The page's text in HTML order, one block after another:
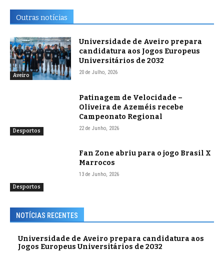
Outras notícias
Aveiro
Universidade de Aveiro prepara
candidatura aos Jogos Europeus
Universitários de 2032
20 de Julho, 2026
Desportos
Patinagem de Velocidade –
Oliveira de Azeméis recebe
Campeonato Regional
22 de Junho, 2026
Desportos
Fan Zone abriu para o jogo Brasil X
Marrocos
13 de Junho, 2026
NOTÍCIAS RECENTES
Universidade de Aveiro prepara candidatura aos
Jogos Europeus Universitários de 2032